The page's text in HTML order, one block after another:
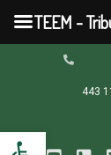
Abrir barra de
contenido
443
TEEM -